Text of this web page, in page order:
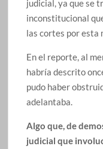
judicial, ya que se
inconstitucional
las cortes por esta
En el reporte, al
habría descrito
pudo haber
adelantaba.
Algo que, de
judicial que